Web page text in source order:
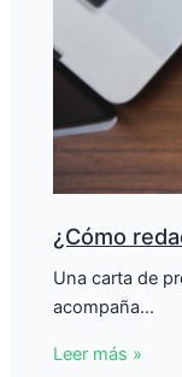
¿Cómo
Una carta de
acompaña…
Leer más »